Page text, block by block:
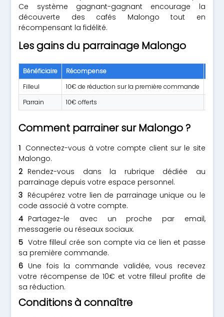
Ce système gagnant-gagnant encourage la
découverte des cafés Malongo tout en
récompensant la fidélité.
Les gains du parrainage Malongo
Bénéficiaire Récompense
Filleul
10€ de réduction sur la première commande
Parrain
10€ offerts
Comment parrainer sur Malongo ?
Connectez-vous à votre compte client sur le site
Malongo.
Rendez-vous dans la rubrique dédiée au
parrainage depuis votre espace personnel.
Récupérez votre lien de parrainage unique ou le
code associé à votre compte.
Partagez-le avec un proche par email,
messagerie ou réseaux sociaux.
Votre filleul crée son compte via ce lien et passe
sa première commande.
Une fois la commande validée, vous recevez
votre récompense de 10€ et votre filleul profite de
sa réduction.
Conditions à connaître